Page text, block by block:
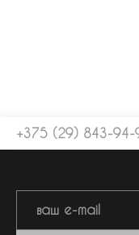
+375 (29) 843-94-